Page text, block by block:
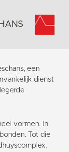
een
dienst
vormen. In
Tot die